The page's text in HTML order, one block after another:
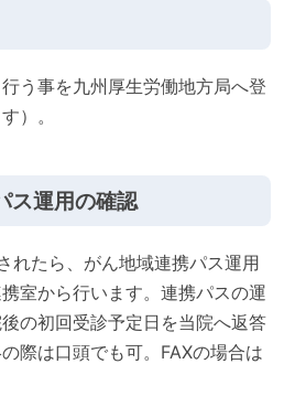
う事を九州厚生労働地方局へ登
）。
ス運用の確認
れたら、がん地域連携パス運用
室から行います。連携パスの運
の初回受診予定日を当院へ返答
際は口頭でも可。FAXの場合は